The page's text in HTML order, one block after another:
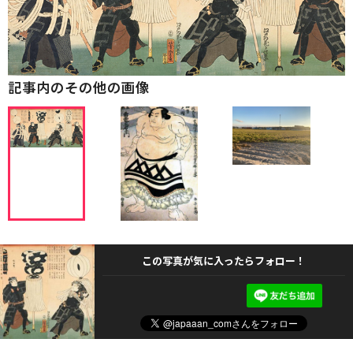
記事内のその他の画像
この写真が気に入ったらフォロー！